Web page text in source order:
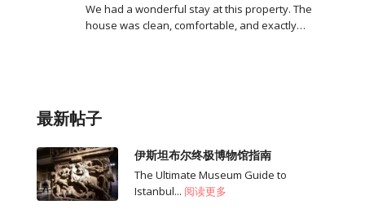
We had a wonderful stay at this property. The
house was clean, comfortable, and exactly…
最新帖子
伊斯坦布尔终极博物馆指南
The Ultimate Museum Guide to
Istanbul... 阅读更多